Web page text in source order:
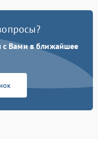
с Вами в ближайшее